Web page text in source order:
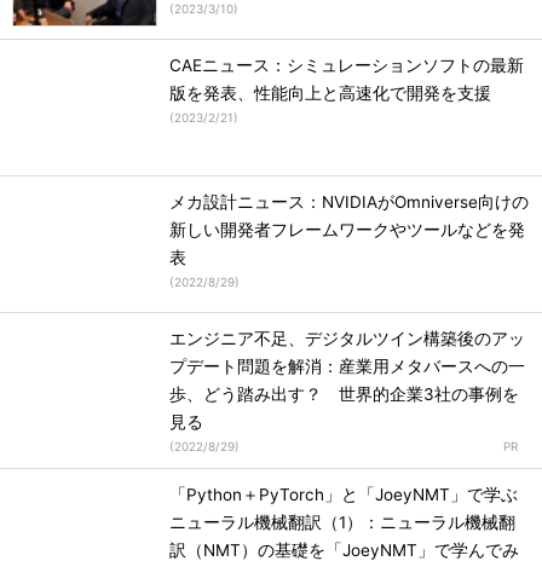
(2023/3/10)
CAEニュース：シミュレーションソフトの最新
版を発表、性能向上と高速化で開発を支援
(2023/2/21)
メカ設計ニュース：NVIDIAがOmniverse向けの
新しい開発者フレームワークやツールなどを発
表
(2022/8/29)
エンジニア不足、デジタルツイン構築後のアッ
プデート問題を解消：産業用メタバースへの一
歩、どう踏み出す？ 世界的企業3社の事例を
見る
(2022/8/29)
「Python＋PyTorch」と「JoeyNMT」で学ぶ
ニューラル機械翻訳（1）：ニューラル機械翻
訳（NMT）の基礎を「JoeyNMT」で学んでみ